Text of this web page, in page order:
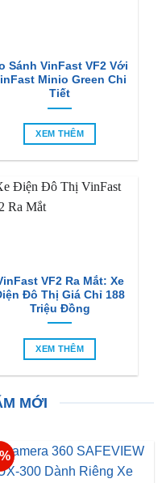
Sánh VinFast VF2 Với
Minio Green Chi
Tiết
XEM THÊM
VF2 Ra Mắt: Xe
Đô Thị Giá Chỉ 188
Triệu Đồng
XEM THÊM
MỚI